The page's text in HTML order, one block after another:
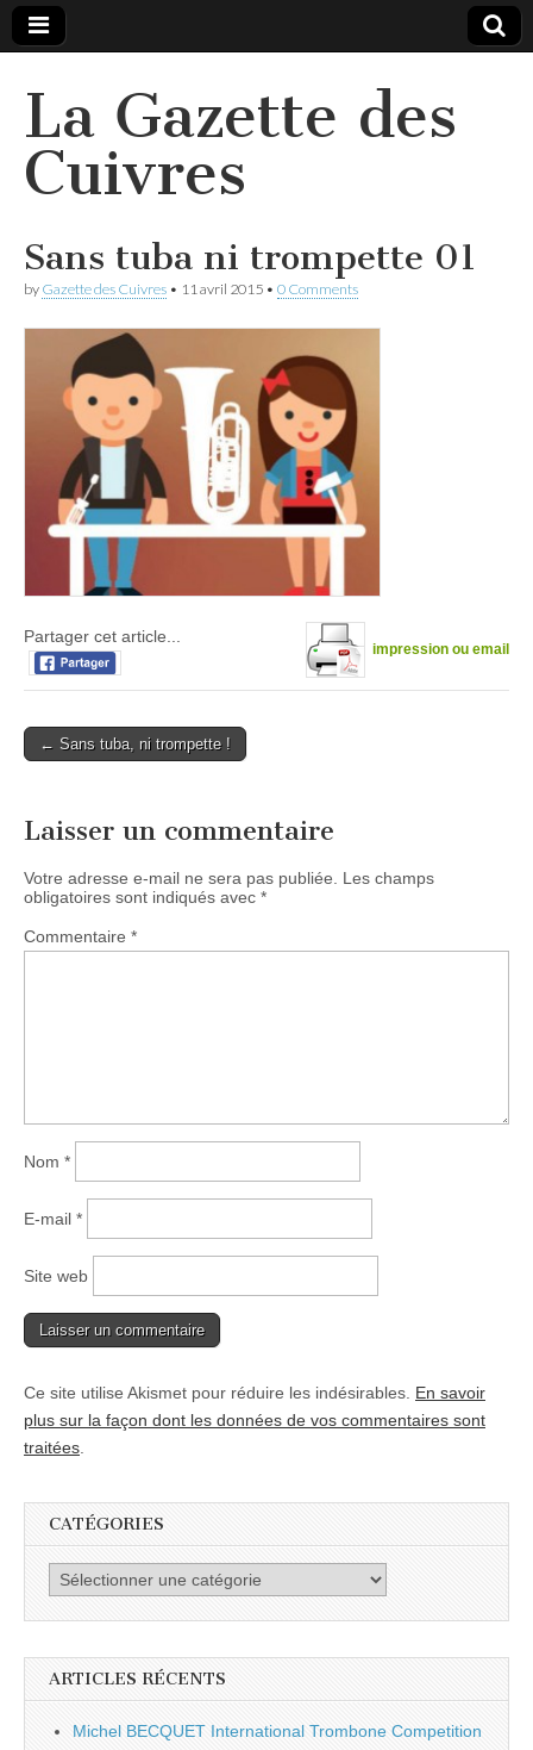
La Gazette des
Cuivres
Sans tuba ni trompette 01
by Gazette des Cuivres • 11 avril 2015 • 0 Comments
impression ou email
Partager cet article...
Post
← Sans tuba, ni trompette !
Laisser un commentaire
Votre adresse e-mail ne sera pas publiée. Les champs
obligatoires sont indiqués avec *
Commentaire *
Nom *
E-mail *
Site web
Ce site utilise Akismet pour réduire les indésirables. En savoir
plus sur la façon dont les données de vos commentaires sont
traitées.
CATÉGORIES
Catégories
ARTICLES RÉCENTS
Michel BECQUET International Trombone Competition